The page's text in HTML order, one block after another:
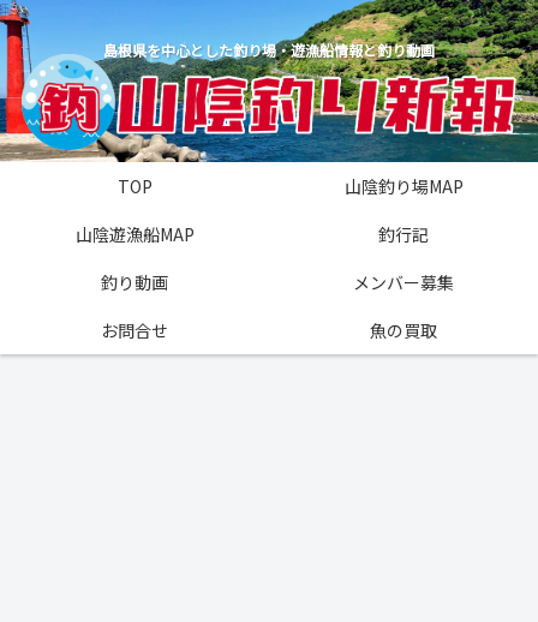
島根県を中心とした釣り場・遊漁船情報と釣り動画
TOP
山陰釣り場MAP
山陰遊漁船MAP
釣行記
釣り動画
メンバー募集
お問合せ
魚の買取